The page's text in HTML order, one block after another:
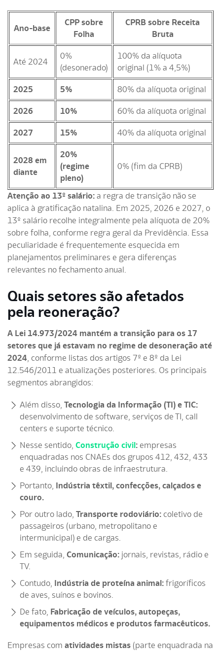
Ano-base
CPP sobre
Folha
CPRB sobre Receita
Bruta
Até 2024
0%
(desonerado)
100% da alíquota
original (1% a 4,5%)
2025 5% 80% da alíquota original
2026 10% 60% da alíquota original
2027 15% 40% da alíquota original
2028 em
diante
20%
(regime
pleno)
0% (fim da CPRB)
Atenção ao 13º salário: a regra de transição não se
aplica à gratificação natalina. Em 2025, 2026 e 2027, o
13º salário recolhe integralmente pela alíquota de 20%
sobre folha, conforme regra geral da Previdência. Essa
peculiaridade é frequentemente esquecida em
planejamentos preliminares e gera diferenças
relevantes no fechamento anual.
Quais setores são afetados
pela reoneração?
A Lei 14.973/2024 mantém a transição para os 17
setores que já estavam no regime de desoneração até
2024, conforme listas dos artigos 7º e 8º da Lei
12.546/2011 e atualizações posteriores. Os principais
segmentos abrangidos:
Além disso, Tecnologia da Informação (TI) e TIC:
desenvolvimento de software, serviços de TI, call
centers e suporte técnico.
Nesse sentido, Construção civil: empresas
enquadradas nos CNAEs dos grupos 412, 432, 433
e 439, incluindo obras de infraestrutura.
Portanto, Indústria têxtil, confecções, calçados e
couro.
Por outro lado, Transporte rodoviário: coletivo de
passageiros (urbano, metropolitano e
intermunicipal) e de cargas.
Em seguida, Comunicação: jornais, revistas, rádio e
TV.
Contudo, Indústria de proteína animal: frigoríficos
de aves, suínos e bovinos.
De fato, Fabricação de veículos, autopeças,
equipamentos médicos e produtos farmacêuticos.
Empresas com atividades mistas (parte enquadrada na